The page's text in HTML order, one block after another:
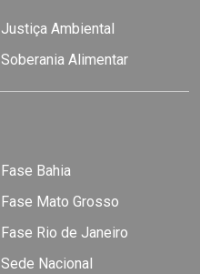
Justiça Ambiental
Soberania Alimentar
Fase Bahia
Fase Mato Grosso
Fase Rio de Janeiro
Sede Nacional